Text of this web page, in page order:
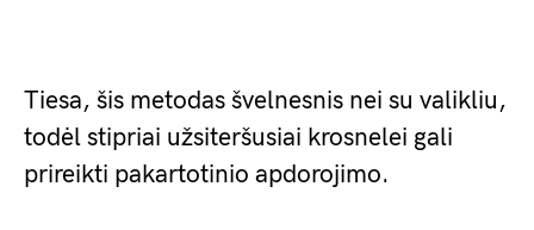
Tiesa, šis metodas švelnesnis nei su valikliu,
todėl stipriai užsiteršusiai krosnelei gali
prireikti pakartotinio apdorojimo.